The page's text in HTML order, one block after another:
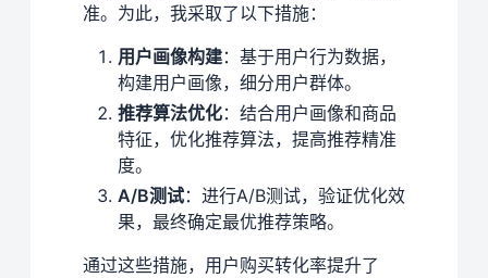
准。为此，我采取了以下措施：
用户画像构建：基于用户行为数据，
构建用户画像，细分用户群体。
推荐算法优化：结合用户画像和商品
特征，优化推荐算法，提高推荐精准
度。
A/B测试：进行A/B测试，验证优化效
果，最终确定最优推荐策略。
通过这些措施，用户购买转化率提升了